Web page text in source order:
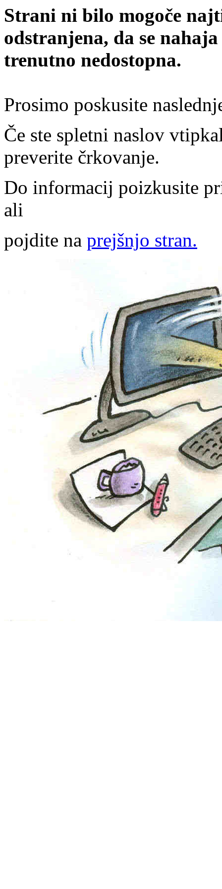
Strani ni bilo mogoče
odstranjena, da se
trenutno nedostopna.
Prosimo poskusite
Če ste spletni naslov
preverite črkovanje.
Do informacij poizkusite
ali
pojdite na prejšnjo stran.